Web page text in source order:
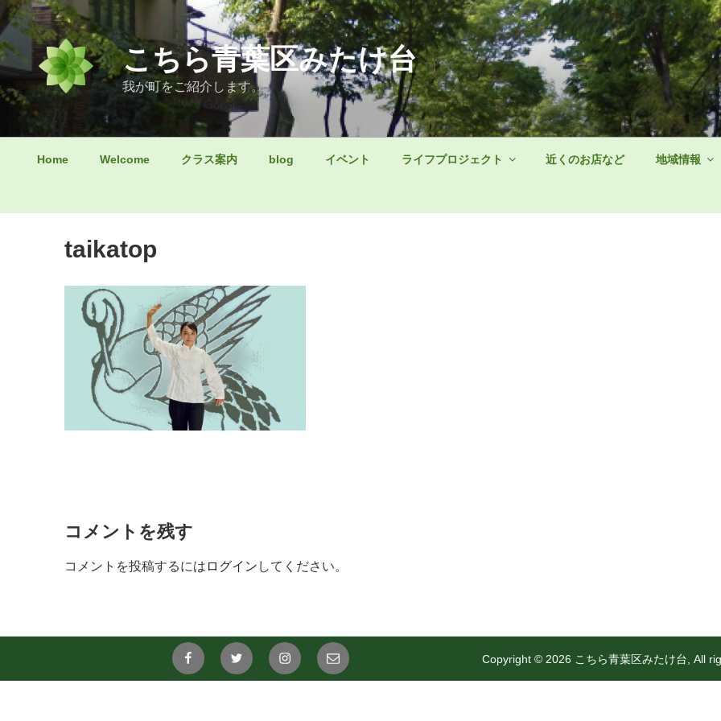
コ
ン
テ
ン
ツ
へ
こちら青葉区みたけ台
我が町をご紹介します。
Home Welcome クラス案内 blog イベント ライフプロジェクト 近くのお店など 地域情報
taikatop
コメントを残す
コメントを投稿するには ログイン してください。
FaceBooktwitter instagramaoba@mitakedai.com
Copyright © 2026 こちら青葉区みたけ台, All